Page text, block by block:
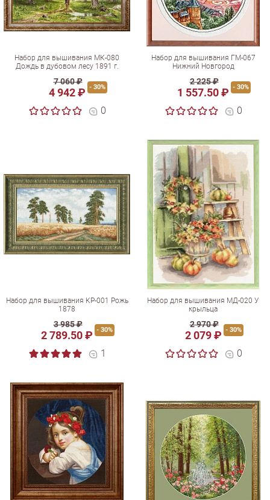
Набор для вышивания МК-080
Дождь в дубовом лесу 1891 г.
7 060 ₽
4 942 ₽ - 30%
0
Набор для вышивания ГМ-067
Нижний Новгород
2 225 ₽
1 557.50 ₽ - 30%
0
Набор для вышивания КР-001 Рожь
1878
3 985 ₽
2 789.50 ₽ - 30%
1
Набор для вышивания МД-020 У
крыльца
2 970 ₽
2 079 ₽ - 30%
0